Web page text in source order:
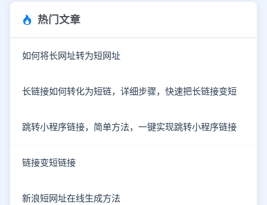
热门文章
如何将长网址转为短网址
长链接如何转化为短链，详细步骤，快速把长链接变短
跳转小程序链接，简单方法，一键实现跳转小程序链接
链接变短链接
新浪短网址在线生成方法